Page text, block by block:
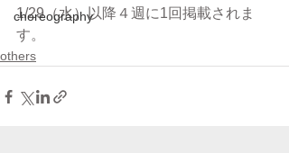
choreography
1/29（水）以降４週に1回掲載されま
す。
others